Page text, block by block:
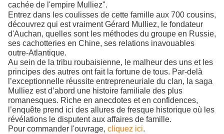
cachée de l'empire Mulliez".
Entrez dans les coulisses de cette famille aux 700 cousins,
découvrez qui est vraiment Gérard Mulliez, le fondateur
d'Auchan, quelles sont les méthodes du groupe en Russie,
ses cachotteries en Chine, ses relations inavouables
outre-Atlantique.
Au sein de la tribu roubaisienne, le malheur des uns et les
principes des autres ont fait la fortune de tous. Par-delà
l’exceptionnelle réussite entrepreneuriale du clan, la saga
Mulliez est d’abord une histoire familiale des plus
romanesques. Riche en anecdotes et en confidences,
l’enquête prend ici des allures de fresque historique où les
révélations le disputent aux affaires de famille.
Pour commander l'ouvrage, cliquez ici.